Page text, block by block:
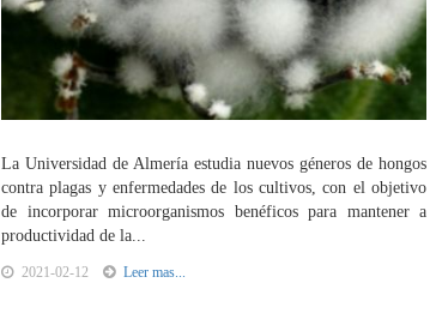
La Universidad de Almería estudia nuevos géneros de hongos
contra plagas y enfermedades de los cultivos, con el objetivo
de incorporar microorganismos benéficos para mantener a
productividad de la...
2021-02-12 Leer mas...